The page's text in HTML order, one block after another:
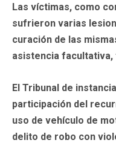
Las víctimas, como
sufrieron varias
curación de las
asistencia
El Tribunal de
participación del
uso de vehículo de
delito de robo con